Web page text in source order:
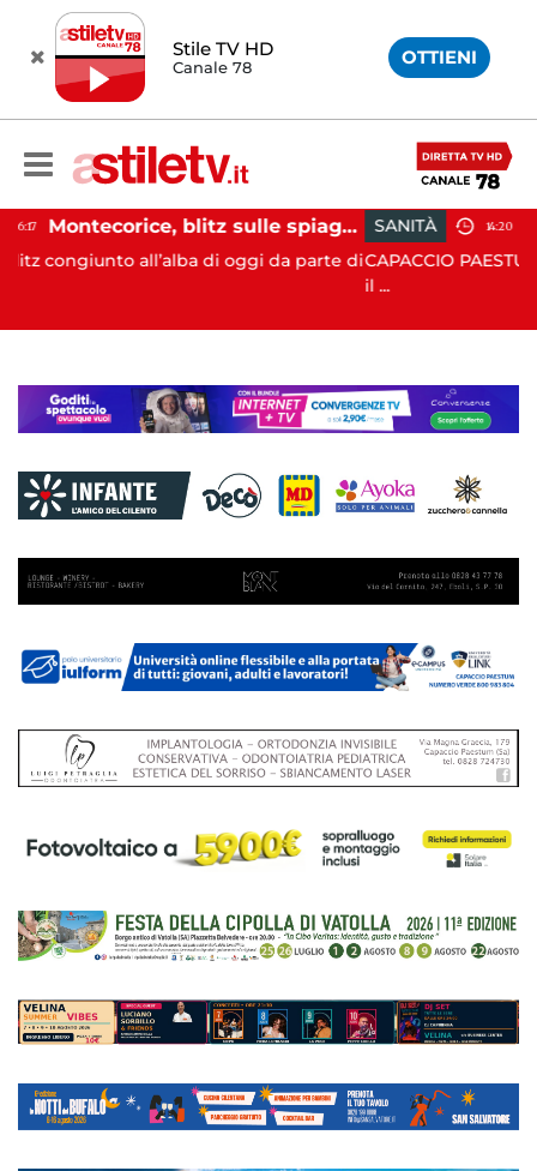
Stile TV HD
Canale 78 OTTIENI
Montecorice, blitz sulle spiagge libere: sequestrati oltre 300 ombrelloni e lettini lasciati sull’arenile
di oggi da parte di
SANITÀ 14:20
CAPACCIO PAESTUM. All’esito di